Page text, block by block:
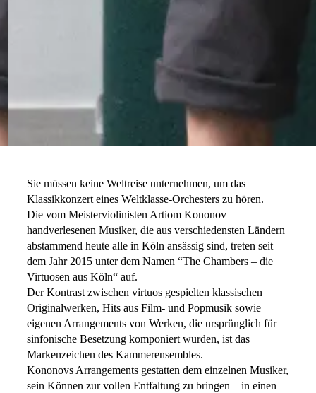
Sie müssen keine Weltreise unternehmen, um das
Klassikkonzert eines Weltklasse-Orchesters zu hören.
Die vom Meisterviolinisten Artiom Kononov
handverlesenen Musiker, die aus verschiedensten Ländern
abstammend heute alle in Köln ansässig sind, treten seit
dem Jahr 2015 unter dem Namen “The Chambers – die
Virtuosen aus Köln“ auf.
Der Kontrast zwischen virtuos gespielten klassischen
Originalwerken, Hits aus Film- und Popmusik sowie
eigenen Arrangements von Werken, die ursprünglich für
sinfonische Besetzung komponiert wurden, ist das
Markenzeichen des Kammerensembles.
Kononovs Arrangements gestatten dem einzelnen Musiker,
sein Können zur vollen Entfaltung zu bringen – in einen